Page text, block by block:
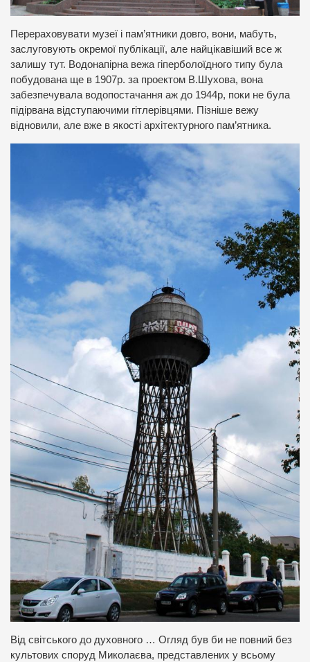
Перераховувати музеї і пам’ятники довго, вони, мабуть,
заслуговують окремої публікації, але найцікавіший все ж
залишу тут. Водонапірна вежа гіперболоїдного типу була
побудована ще в 1907р. за проектом В.Шухова, вона
забезпечувала водопостачання аж до 1944р, поки не була
підірвана відступаючими гітлерівцями. Пізніше вежу
відновили, але вже в якості архітектурного пам’ятника.
Від світського до духовного … Огляд був би не повний без
культових споруд Миколаєва, представлених у всьому